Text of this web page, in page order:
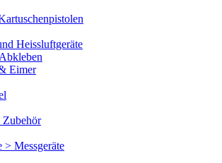
Heissluftgeräte
Eimer
> Messgeräte